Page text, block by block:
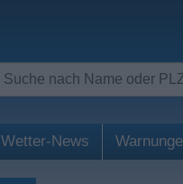
Wetter-News